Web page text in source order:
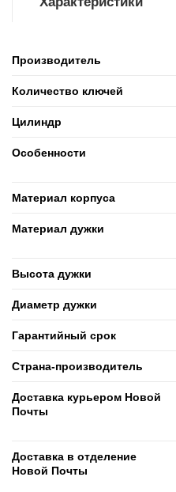
Производитель
Количество ключей
Цилиндр
Особенности
Материал корпуса
Материал дужки
Высота дужки
Диаметр дужки
Гарантийный срок
Страна-производитель
Доставка курьером Новой
Почты
Доставка в отделение
Новой Почты